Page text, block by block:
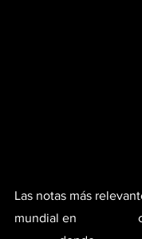
Las notas más
mundial en